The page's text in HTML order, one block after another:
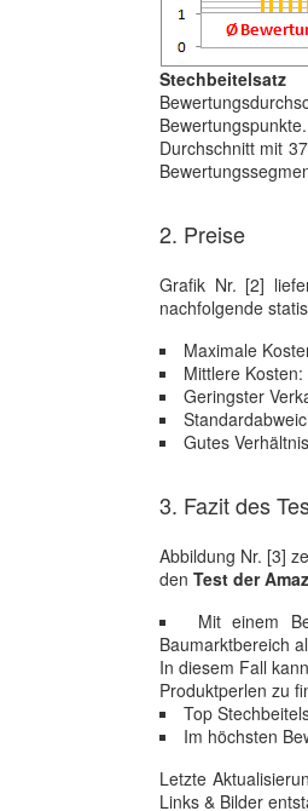
Durchschnitt mit
2. Preise
Grafik Nr. [2]
nachfolgende
Maximale
Mittlere
Geringster
Gutes
3. Fazit des
Abbildung Nr. [3]
den Test der
Mit einem
Baumarktbereich
In diesem Fall
Produktperlen zu
Top
Im höchsten
Letzte
Links & Bilder